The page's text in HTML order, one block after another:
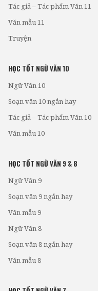
Tác giả – Tác phẩm Văn 11
Văn mẫu 11
Truyện
HỌC TỐT NGỮ VĂN 10
Ngữ Văn 10
Soạn văn 10 ngắn hay
Tác giả – Tác phẩm Văn 10
Văn mẫu 10
HỌC TỐT NGỮ VĂN 9 & 8
Ngữ Văn 9
Soạn văn 9 ngắn hay
Văn mẫu 9
Ngữ Văn 8
Soạn văn 8 ngắn hay
Văn mẫu 8